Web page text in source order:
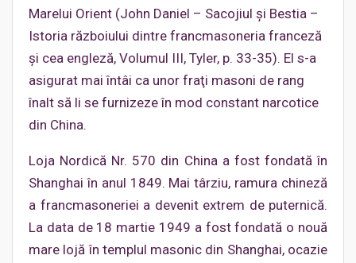
Marelui Orient (John Daniel – Sacojiul şi Bestia –
Istoria războiului dintre francmasoneria franceză
şi cea engleză, Volumul III, Tyler, p. 33-35). El s-a
asigurat mai întâi ca unor fraţi masoni de rang
înalt să li se furnizeze în mod constant narcotice
din China.
Loja Nordică Nr. 570 din China a fost fondată în
Shanghai în anul 1849. Mai târziu, ramura chineză
a francmasoneriei a devenit extrem de puternică.
La data de 18 martie 1949 a fost fondată o nouă
mare lojă în templul masonic din Shanghai, ocazie